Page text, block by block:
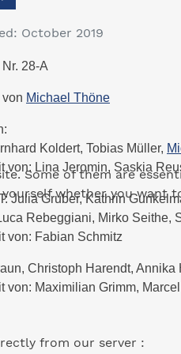
October 2019
28-A
Michael Thöne
Koldert, Tobias Müller,
von: Lina Jeromin, Saskia
Julia Gruber,Kathrin
Rebeggiani, Mirko Seithe,
von: Fabian Schmitz
Christoph Harendt, Annika
von: Maximilian Grimm,
from our server :
Some of them are
yourself whether you